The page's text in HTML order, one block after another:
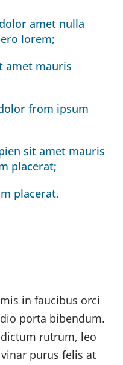
amet nulla
lorem;
amet mauris
from ipsum
sit amet mauris
placerat;
placerat.
in faucibus orci
porta bibendum.
rutrum, leo
purus felis at